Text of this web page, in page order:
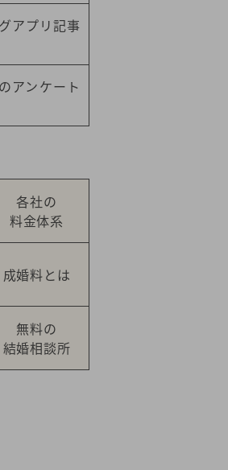
アプリ記事
アンケート
各社の
料金体系
成婚料とは
無料の
結婚相談所